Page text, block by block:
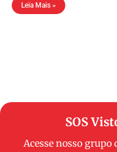
Leia Mais »
SOS
Acesse nosso grupo